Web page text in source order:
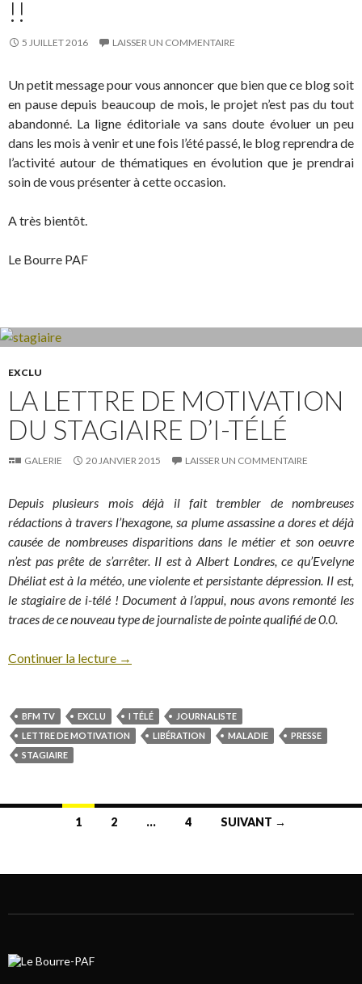
!!
5 JUILLET 2016 LAISSER UN COMMENTAIRE
Un petit message pour vous annoncer que bien que ce blog soit
en pause depuis beaucoup de mois, le projet n’est pas du tout
abandonné. La ligne éditoriale va sans doute évoluer un peu
dans les mois à venir et une fois l’été passé, le blog reprendra de
l’activité autour de thématiques en évolution que je prendrai
soin de vous présenter à cette occasion.
A très bientôt.
Le Bourre PAF
EXCLU
LA LETTRE DE MOTIVATION
DU STAGIAIRE D’I-TÉLÉ
GALERIE 20 JANVIER 2015 LAISSER UN COMMENTAIRE
Depuis plusieurs mois déjà il fait trembler de nombreuses
rédactions à travers l’hexagone, sa plume assassine a dores et déjà
causée de nombreuses disparitions dans le métier et son oeuvre
n’est pas prête de s’arrêter. Il est à Albert Londres, ce qu’Evelyne
Dhéliat est à la météo, une violente et persistante dépression. Il est,
le stagiaire de i-télé ! Document à l’appui, nous avons remonté les
traces de ce nouveau type de journaliste de pointe qualifié de 0.0.
Continuer la lecture →
BFM TV EXCLU I TÉLÉ
JOURNALISTE
LETTRE DE MOTIVATION
LIBÉRATION MALADIE
PRESSE
STAGIAIRE
1 2 … 4 SUIVANT →